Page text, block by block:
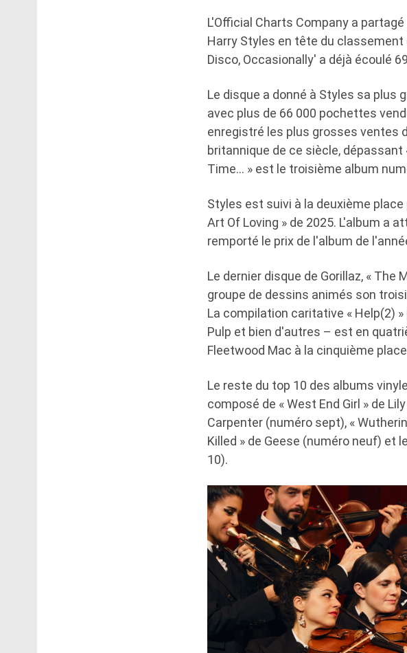
L'Official Charts Company a
Harry Styles en tête du classement
Disco, Occasionally' a déjà écoulé
Le disque a donné à Styles sa plus
avec plus de 66 000 pochettes
enregistré les plus grosses ventes
britannique de ce siècle, dépassant
Time… » est le troisième album
Styles est suivi à la deuxième
Art Of Loving » de 2025. L'album a
remporté le prix de l'album de
Le dernier disque de Gorillaz, « The
groupe de dessins animés son
La compilation caritative « Help(2)
Pulp et bien d'autres – est en
Fleetwood Mac à la cinquième
Le reste du top 10 des albums
composé de « West End Girl » de
Carpenter (numéro sept), «
Killed » de Geese (numéro neuf) et
10).